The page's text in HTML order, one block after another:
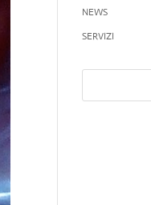
NEWS
SERVIZI